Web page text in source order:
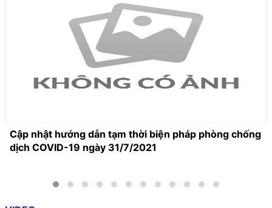
Cập nhật hướng dẫn tạm thời biện pháp phòng chống
dịch COVID-19 ngày 31/7/2021